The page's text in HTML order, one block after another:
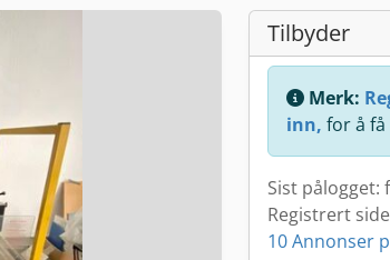
Tilbyder
Merk:
inn, for å
Sist pålogget:
Registrert
10 Annonser